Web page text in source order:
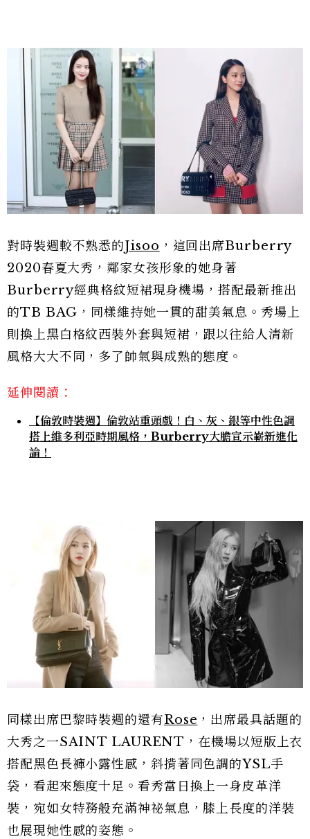
對時裝週較不熟悉的Jisoo ，這回出席Burberry
2020春夏大秀，鄰家女孩形象的她身著
Burberry經典格紋短裙現身機場，搭配最新推出
的TB BAG，同樣維持她一貫的甜美氣息。秀場上
則換上黑白格紋西裝外套與短裙，跟以往給人清新
風格大大不同，多了帥氣與成熟的態度。
延伸閱讀：
【倫敦時裝週】倫敦站重頭戲！白、灰、銀等中性色調
搭上維多利亞時期風格，Burberry大膽宣示嶄新進化
論！
同樣出席巴黎時裝週的還有Rose ，出席最具話題的
大秀之一SAINT LAURENT，在機場以短版上衣
搭配黑色長褲小露性感，斜揹著同色調的YSL手
袋，看起來態度十足。看秀當日換上一身皮革洋
裝，宛如女特務般充滿神祕氣息，膝上長度的洋裝
也展現她性感的姿態。